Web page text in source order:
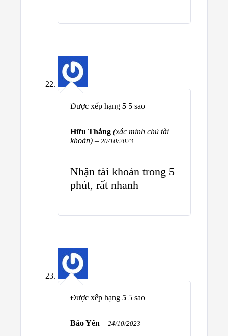
Được xếp hạng 5 5 sao
Hữu Thắng (xác minh chủ tài
khoản) – 20/10/2023
Nhận tài khoản trong 5
phút, rất nhanh
Được xếp hạng 5 5 sao
Bảo Yến – 24/10/2023